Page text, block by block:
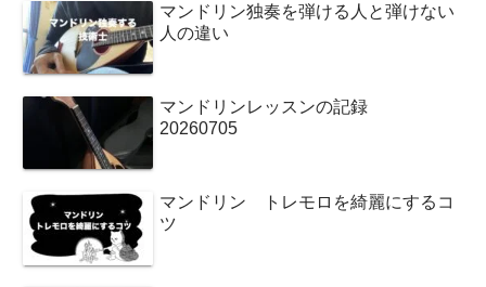
マンドリン独奏を弾ける人と弾けない
人の違い
マンドリンレッスンの記録
20260705
マンドリン トレモロを綺麗にするコ
ツ